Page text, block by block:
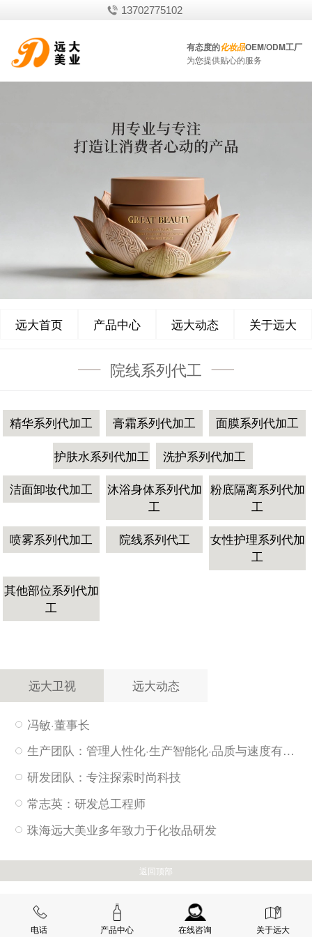
13702775102
有态度的化妆品OEM/ODM工厂
为您提供贴心的服务
远大首页 产品中心 远大动态 关于远大
院线系列代工
精华系列代加工 膏霜系列代加工
面膜系列代加工
护肤水系列代加工
洗护系列代加工
洁面卸妆代加工
沐浴身体系列代加
工
粉底隔离系列代加
工
喷雾系列代加工
院线系列代工
女性护理系列代加
工
其他部位系列代加
工
远大卫视 远大动态
冯敏·董事长
生产团队：管理人性化·生产智能化·品质与速度有保障
研发团队：专注探索时尚科技
常志英：研发总工程师
珠海远大美业多年致力于化妆品研发
返回顶部
电话 产品中心 在线咨询 关于远大